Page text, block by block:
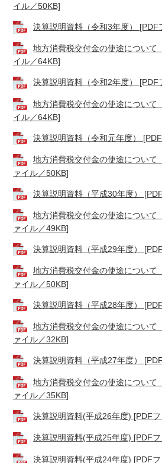
イル／50KB]
決算説明資料（令和3年度） [PDF
地方消費税交付金の使途について
イル／64KB]
決算説明資料（令和2年度） [PDF
地方消費税交付金の使途について
イル／64KB]
決算説明資料（令和元年度）
地方消費税交付金の使途について
ァイル／50KB]
決算説明資料（平成30年度）
地方消費税交付金の使途について
ァイル／49KB]
決算説明資料（平成29年度）
地方消費税交付金の使途について
ァイル／50KB]
決算説明資料（平成28年度）
地方消費税交付金の使途について
ァイル／32KB]
決算説明資料（平成27年度）
地方消費税交付金の使途について
ァイル／35KB]
決算説明資料(平成26年度) [PDF
決算説明資料(平成25年度) [PDF
決算説明資料(平成24年度) [PDF